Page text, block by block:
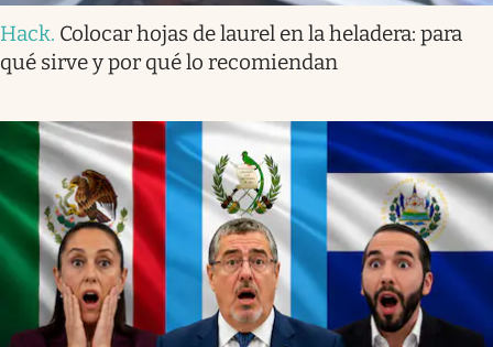
Hack. Colocar hojas de laurel en la heladera: para
qué sirve y por qué lo recomiendan